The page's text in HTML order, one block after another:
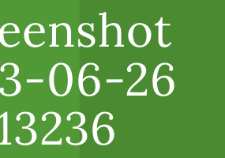
06-26